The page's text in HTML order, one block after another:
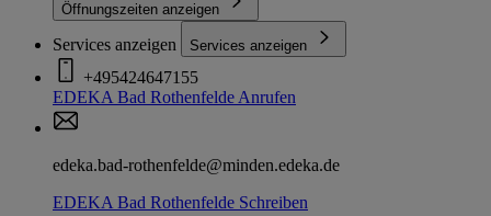
Öffnungszeiten anzeigen
Services anzeigen Services anzeigen
+495424647155
EDEKA Bad Rothenfelde Anrufen
edeka.bad-rothenfelde@minden.edeka.de
EDEKA Bad Rothenfelde Schreiben